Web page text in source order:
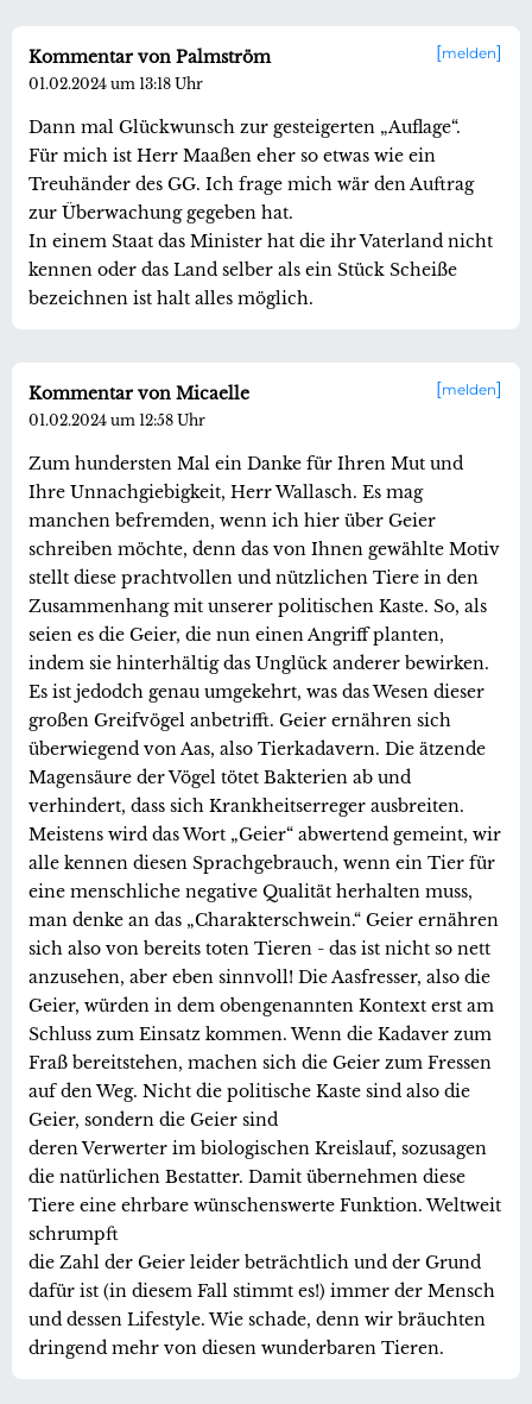
melden
Kommentar von Palmström
01.02.2024 um 13:18 Uhr
Dann mal Glückwunsch zur gesteigerten „Auflage“.
Für mich ist Herr Maaßen eher so etwas wie ein
Treuhänder des GG. Ich frage mich wär den Auftrag
zur Überwachung gegeben hat.
In einem Staat das Minister hat die ihr Vaterland nicht
kennen oder das Land selber als ein Stück Scheiße
bezeichnen ist halt alles möglich.
melden
Kommentar von Micaelle
01.02.2024 um 12:58 Uhr
Zum hundersten Mal ein Danke für Ihren Mut und
Ihre Unnachgiebigkeit, Herr Wallasch. Es mag
manchen befremden, wenn ich hier über Geier
schreiben möchte, denn das von Ihnen gewählte Motiv
stellt diese prachtvollen und nützlichen Tiere in den
Zusammenhang mit unserer politischen Kaste. So, als
seien es die Geier, die nun einen Angriff planten,
indem sie hinterhältig das Unglück anderer bewirken.
Es ist jedodch genau umgekehrt, was das Wesen dieser
großen Greifvögel anbetrifft. Geier ernähren sich
überwiegend von Aas, also Tierkadavern. Die ätzende
Magensäure der Vögel tötet Bakterien ab und
verhindert, dass sich Krankheitserreger ausbreiten.
Meistens wird das Wort „Geier“ abwertend gemeint, wir
alle kennen diesen Sprachgebrauch, wenn ein Tier für
eine menschliche negative Qualität herhalten muss,
man denke an das „Charakterschwein.“ Geier ernähren
sich also von bereits toten Tieren - das ist nicht so nett
anzusehen, aber eben sinnvoll! Die Aasfresser, also die
Geier, würden in dem obengenannten Kontext erst am
Schluss zum Einsatz kommen. Wenn die Kadaver zum
Fraß bereitstehen, machen sich die Geier zum Fressen
auf den Weg. Nicht die politische Kaste sind also die
Geier, sondern die Geier sind
deren Verwerter im biologischen Kreislauf, sozusagen
die natürlichen Bestatter. Damit übernehmen diese
Tiere eine ehrbare wünschenswerte Funktion. Weltweit
schrumpft
die Zahl der Geier leider beträchtlich und der Grund
dafür ist (in diesem Fall stimmt es!) immer der Mensch
und dessen Lifestyle. Wie schade, denn wir bräuchten
dringend mehr von diesen wunderbaren Tieren.